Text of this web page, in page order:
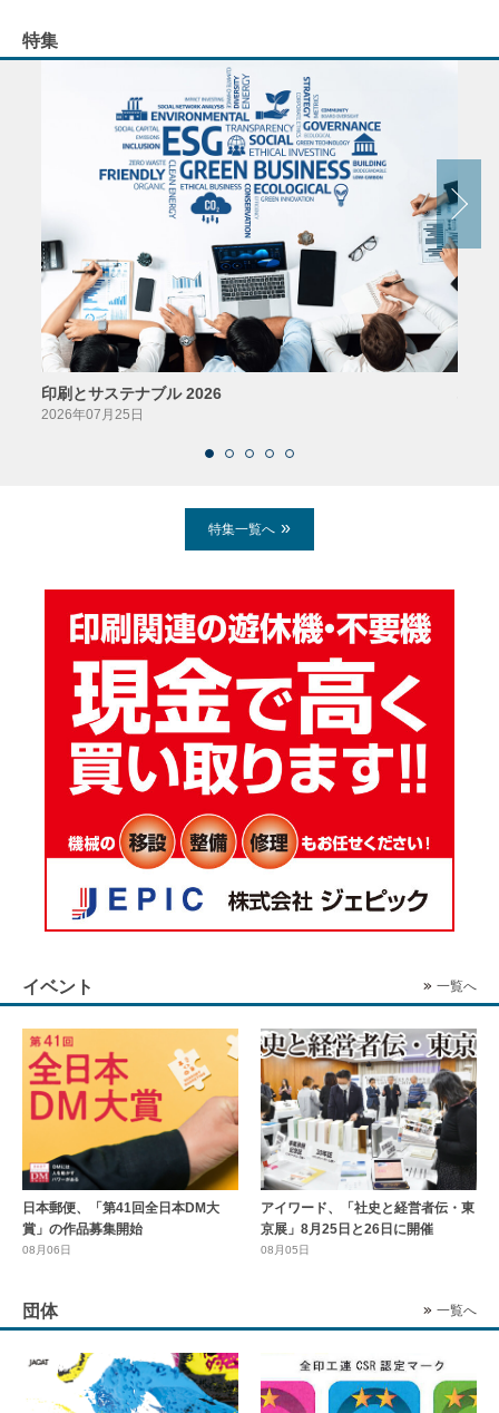
特集
印刷とサステナブル 2026
2026年07月25日
特集一覧へ
イベント 一覧へ
日本郵便、「第41回全日本DM大
賞」の作品募集開始
08月06日
アイワード、「社史と経営者伝・東
京展」8月25日と26日に開催
08月05日
団体 一覧へ